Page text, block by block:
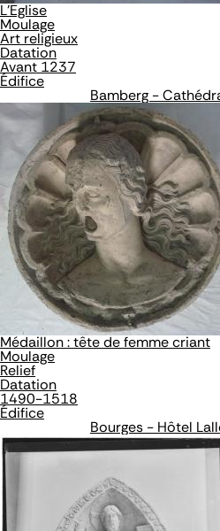
L'Eglise
Moulage
Art religieux
Datation
Avant 1237
Édifice
Bamberg -
Médaillon : tête de femme criant
Moulage
Relief
Datation
1490-1518
Édifice
Bourges - Hôtel